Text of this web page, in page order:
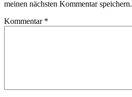
meinen nächsten Kommentar speichern.
Kommentar *